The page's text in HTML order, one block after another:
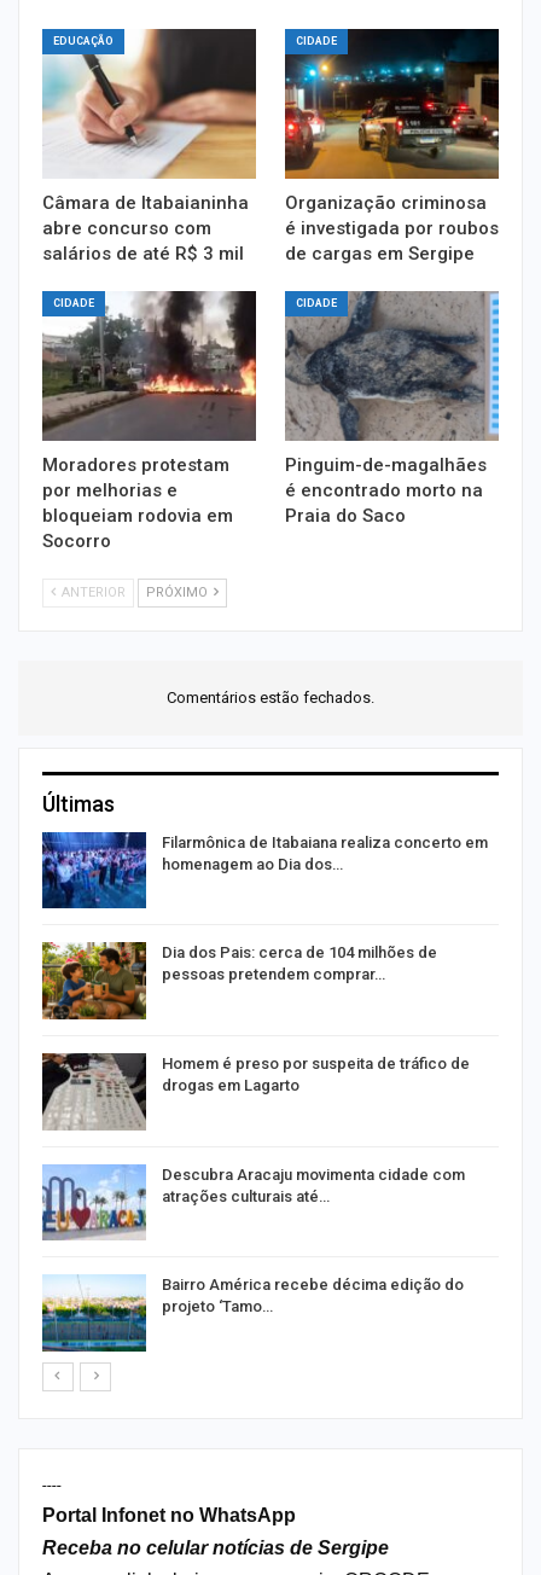
EDUCAÇÃO
Câmara de Itabaianinha
abre concurso com
salários de até R$ 3 mil
CIDADE
Organização criminosa
é investigada por roubos
de cargas em Sergipe
CIDADE
Moradores protestam
por melhorias e
bloqueiam rodovia em
Socorro
CIDADE
Pinguim-de-magalhães
é encontrado morto na
Praia do Saco
ANTERIOR PRÓXIMO
Comentários estão fechados.
Últimas
Filarmônica de Itabaiana realiza concerto em
homenagem ao Dia dos…
Dia dos Pais: cerca de 104 milhões de
pessoas pretendem comprar…
Homem é preso por suspeita de tráfico de
drogas em Lagarto
Descubra Aracaju movimenta cidade com
atrações culturais até…
Bairro América recebe décima edição do
projeto ‘Tamo…
----
Portal Infonet no WhatsApp
Receba no celular notícias de Sergipe